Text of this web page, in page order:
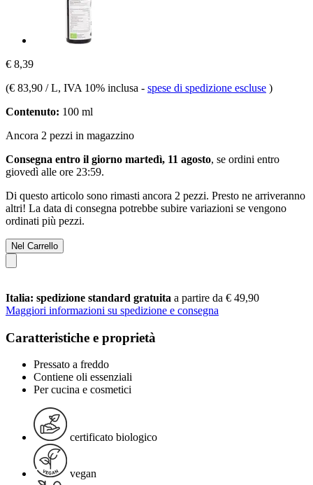
€ 8,39
(€ 83,90 / L, IVA 10% inclusa - spese di spedizione escluse )
Contenuto: 100 ml
Ancora 2 pezzi in magazzino
Consegna entro il giorno martedì, 11 agosto, se ordini entro
giovedì alle ore 23:59.
Di questo articolo sono rimasti ancora 2 pezzi. Presto ne arriveranno
altri! La data di consegna potrebbe subire variazioni se vengono
ordinati più pezzi.
Nel Carrello
Italia: spedizione standard gratuita a partire da € 49,90
Maggiori informazioni su spedizione e consegna
Caratteristiche e proprietà
Pressato a freddo
Contiene oli essenziali
Per cucina e cosmetici
certificato biologico
vegan